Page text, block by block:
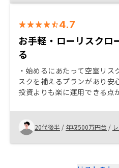
4.7
お手軽・ローリスクロ
る
・始めるにあたって空室リス
スクを補えるプランがあり安
投資よりも楽に運用できる点
担当営業の方が信用できそ
20代後半 / 年収500万円台 /